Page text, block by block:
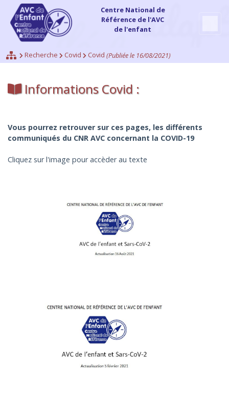
Centre National de
Référence de l'AVC
de l'enfant
Recherche Covid Covid (Publiée le 16/08/2021)
Informations Covid :
Vous pourrez retrouver sur ces pages, les différents
communiqués du CNR AVC concernant la COVID-19
Cliquez sur l'image pour accèder au texte